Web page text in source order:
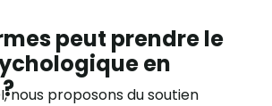
peut prendre le
en
nous proposons du soutien